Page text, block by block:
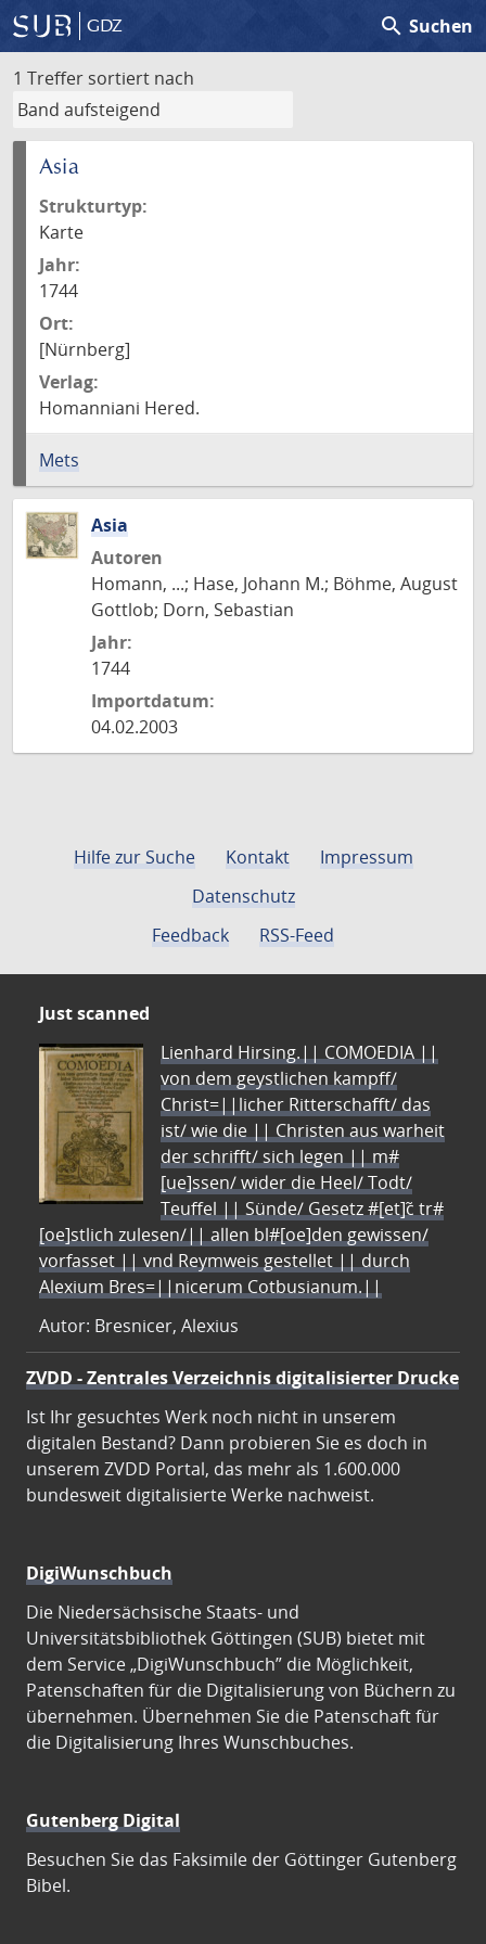
GDZ search Suchen
1 Treffer sortiert nach
Asia
Strukturtyp:
Karte
Jahr:
1744
Ort:
[Nürnberg]
Verlag:
Homanniani Hered.
Mets
Asia
Autoren
Homann, ...; Hase, Johann M.; Böhme, August
Gottlob; Dorn, Sebastian
Jahr:
1744
Importdatum:
04.02.2003
Hilfe zur Suche Kontakt
Impressum
Datenschutz
Feedback
RSS-Feed
Just scanned
Lienhard Hirsing.|| COMOEDIA ||
von dem geystlichen kampff/
Christ=||licher Ritterschafft/ das
ist/ wie die || Christen aus warheit
der schrifft/ sich legen || m#
[ue]ssen/ wider die Heel/ Todt/
Teuffel || Sünde/ Gesetz #[et]c̃ tr#
[oe]stlich zulesen/|| allen bl#[oe]den gewissen/
vorfasset || vnd Reymweis gestellet || durch
Alexium Bres=||nicerum Cotbusianum.||
Autor: Bresnicer, Alexius
ZVDD - Zentrales Verzeichnis digitalisierter Drucke
Ist Ihr gesuchtes Werk noch nicht in unserem
digitalen Bestand? Dann probieren Sie es doch in
unserem ZVDD Portal, das mehr als 1.600.000
bundesweit digitalisierte Werke nachweist.
DigiWunschbuch
Die Niedersächsische Staats- und
Universitätsbibliothek Göttingen (SUB) bietet mit
dem Service „DigiWunschbuch” die Möglichkeit,
Patenschaften für die Digitalisierung von Büchern zu
übernehmen. Übernehmen Sie die Patenschaft für
die Digitalisierung Ihres Wunschbuches.
Gutenberg Digital
Besuchen Sie das Faksimile der Göttinger Gutenberg
Bibel.